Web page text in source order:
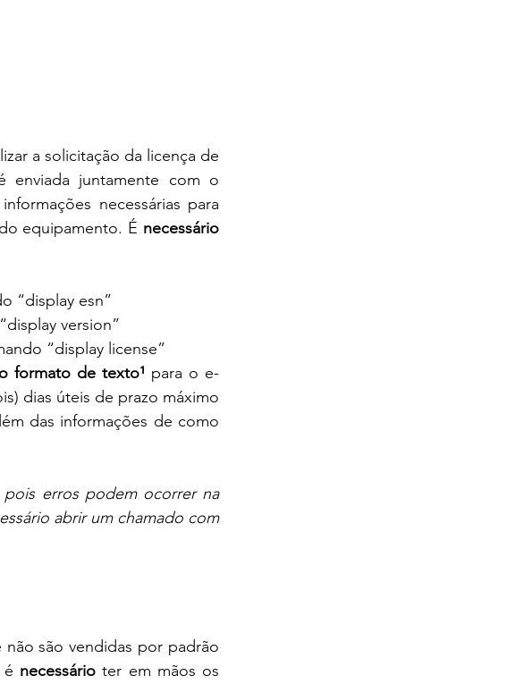
a solicitação da licença de
enviada juntamente com o
necessárias para
equipamento. É necessário
“display esn”
version”
“display license”
formato de texto¹ para o e-
dias úteis de prazo máximo
das informações de como
erros podem ocorrer na
abrir um chamado com
são vendidas por padrão
é necessário ter em mãos os